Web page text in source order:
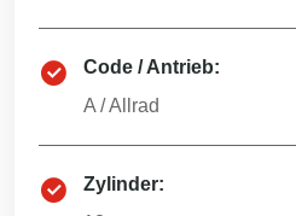
Code / Antrieb:
A /Allrad
Zylinder: